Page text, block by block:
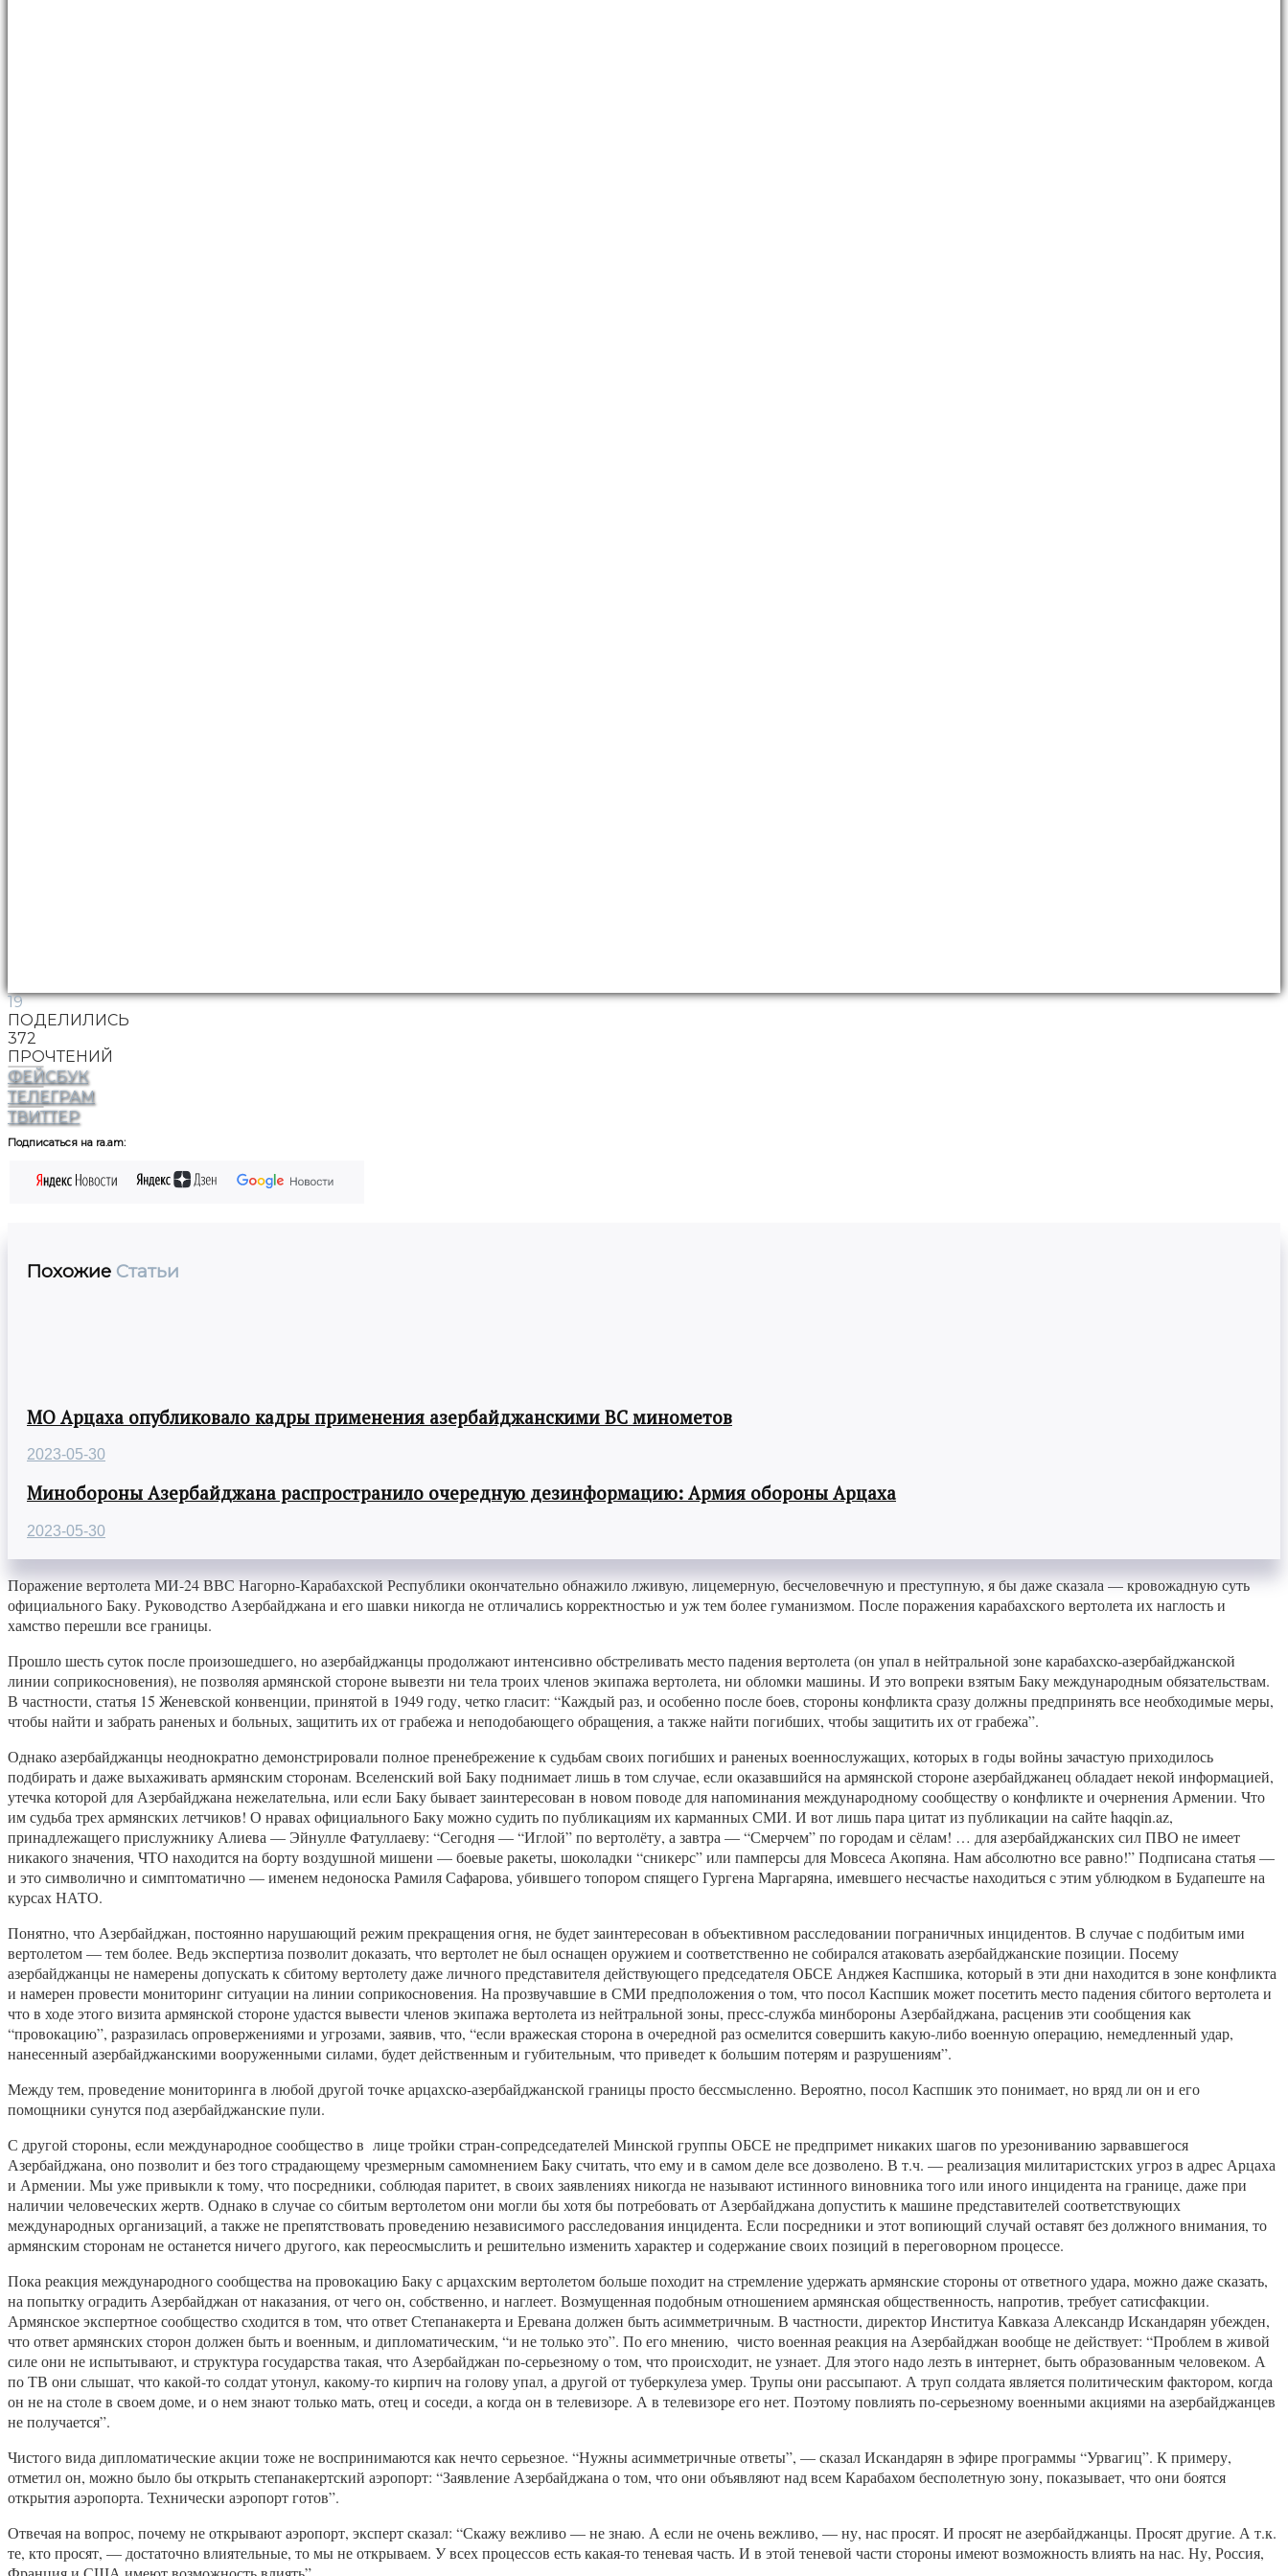
19
ПОДЕЛИЛИСЬ
372
ПРОЧТЕНИЙ
ФЕЙСБУК
ТЕЛЕГРАМ
ТВИТТЕР
Подписаться на ra.am:
Похожие Статьи
МО Арцаха опубликовало кадры применения азербайджанскими ВС минометов
2023-05-30
Минобороны Азербайджана распространило очередную дезинформацию: Армия обороны Арцаха
2023-05-30
Поражение вертолета МИ-24 ВВС Нагорно-Карабахской Республики окончательно обнажило лживую, лицемерную, бесчеловечную и преступную, я бы даже сказала — кровожадную суть
официального Баку. Руководство Азербайджана и его шавки никогда не отличались корректностью и уж тем более гуманизмом. После поражения карабахского вертолета их наглость и
хамство перешли все границы.
Прошло шесть суток после произошедшего, но азербайджанцы продолжают интенсивно обстреливать место падения вертолета (он упал в нейтральной зоне карабахско-азербайджанской
линии соприкосновения), не позволяя армянской стороне вывезти ни тела троих членов экипажа вертолета, ни обломки машины. И это вопреки взятым Баку международным обязательствам.
В частности, статья 15 Женевской конвенции, принятой в 1949 году, четко гласит: “Каждый раз, и особенно после боев, стороны конфликта сразу должны предпринять все необходимые меры,
чтобы найти и забрать раненых и больных, защитить их от грабежа и неподобающего обращения, а также найти погибших, чтобы защитить их от грабежа”.
Однако азербайджанцы неоднократно демонстрировали полное пренебрежение к судьбам своих погибших и раненых военнослужащих, которых в годы войны зачастую приходилось
подбирать и даже выхаживать армянским сторонам. Вселенский вой Баку поднимает лишь в том случае, если оказавшийся на армянской стороне азербайджанец обладает некой информацией,
утечка которой для Азербайджана нежелательна, или если Баку бывает заинтересован в новом поводе для напоминания международному сообществу о конфликте и очернения Армении. Что
им судьба трех армянских летчиков! О нравах официального Баку можно судить по публикациям их карманных СМИ. И вот лишь пара цитат из публикации на сайте haqqin.az,
принадлежащего прислужнику Алиева — Эйнулле Фатуллаеву: “Сегодня — “Иглой” по вертолёту, а завтра — “Смерчем” по городам и сёлам! … для азербайджанских сил ПВО не имеет
никакого значения, ЧТО находится на борту воздушной мишени — боевые ракеты, шоколадки “сникерс” или памперсы для Мовсеса Акопяна. Нам абсолютно все равно!” Подписана статья —
и это символично и симптоматично — именем недоноска Рамиля Сафарова, убившего топором спящего Гургена Маргаряна, имевшего несчастье находиться с этим ублюдком в Будапеште на
курсах НАТО.
Понятно, что Азербайджан, постоянно нарушающий режим прекращения огня, не будет заинтересован в объективном расследовании пограничных инцидентов. В случае с подбитым ими
вертолетом — тем более. Ведь экспертиза позволит доказать, что вертолет не был оснащен оружием и соответственно не собирался атаковать азербайджанские позиции. Посему
азербайджанцы не намерены допускать к сбитому вертолету даже личного представителя действующего председателя ОБСЕ Анджея Каспшика, который в эти дни находится в зоне конфликта
и намерен провести мониторинг ситуации на линии соприкосновения. На прозвучавшие в СМИ предположения о том, что посол Каспшик может посетить место падения сбитого вертолета и
что в ходе этого визита армянской стороне удастся вывести членов экипажа вертолета из нейтральной зоны, пресс-служба минбороны Азербайджана, расценив эти сообщения как
“провокацию”, разразилась опровержениями и угрозами, заявив, что, “если вражеская сторона в очередной раз осмелится совершить какую-либо военную операцию, немедленный удар,
нанесенный азербайджанскими вооруженными силами, будет действенным и губительным, что приведет к большим потерям и разрушениям”.
Между тем, проведение мониторинга в любой другой точке арцахско-азербайджанской границы просто бессмысленно. Вероятно, посол Каспшик это понимает, но вряд ли он и его
помощники сунутся под азербайджанские пули.
С другой стороны, если международное сообщество в лице тройки стран-сопредседателей Минской группы ОБСЕ не предпримет никаких шагов по урезониванию зарвавшегося
Азербайджана, оно позволит и без того страдающему чрезмерным самомнением Баку считать, что ему и в самом деле все дозволено. В т.ч. — реализация милитаристских угроз в адрес Арцаха
и Армении. Мы уже привыкли к тому, что посредники, соблюдая паритет, в своих заявлениях никогда не называют истинного виновника того или иного инцидента на границе, даже при
наличии человеческих жертв. Однако в случае со сбитым вертолетом они могли бы хотя бы потребовать от Азербайджана допустить к машине представителей соответствующих
международных организаций, а также не препятствовать проведению независимого расследования инцидента. Если посредники и этот вопиющий случай оставят без должного внимания, то
армянским сторонам не останется ничего другого, как переосмыслить и решительно изменить характер и содержание своих позиций в переговорном процессе.
Пока реакция международного сообщества на провокацию Баку с арцахским вертолетом больше походит на стремление удержать армянские стороны от ответного удара, можно даже сказать,
на попытку оградить Азербайджан от наказания, от чего он, собственно, и наглеет. Возмущенная подобным отношением армянская общественность, напротив, требует сатисфакции.
Армянское экспертное сообщество сходится в том, что ответ Степанакерта и Еревана должен быть асимметричным. В частности, директор Институа Кавказа Александр Искандарян убежден,
что ответ армянских сторон должен быть и военным, и дипломатическим, “и не только это”. По его мнению, чисто военная реакция на Азербайджан вообще не действует: “Проблем в живой
силе они не испытывают, и структура государства такая, что Азербайджан по-серьезному о том, что происходит, не узнает. Для этого надо лезть в интернет, быть образованным человеком. А
по ТВ они слышат, что какой-то солдат утонул, какому-то кирпич на голову упал, а другой от туберкулеза умер. Трупы они рассыпают. А труп солдата является политическим фактором, когда
он не на столе в своем доме, и о нем знают только мать, отец и соседи, а когда он в телевизоре. А в телевизоре его нет. Поэтому повлиять по-серьезному военными акциями на азербайджанцев
не получается”.
Чистого вида дипломатические акции тоже не воспринимаются как нечто серьезное. “Нужны асимметричные ответы”, — сказал Искандарян в эфире программы “Урвагиц”. К примеру,
отметил он, можно было бы открыть степанакертский аэропорт: “Заявление Азербайджана о том, что они объявляют над всем Карабахом бесполетную зону, показывает, что они боятся
открытия аэропорта. Технически аэропорт готов”.
Отвечая на вопрос, почему не открывают аэропорт, эксперт сказал: “Скажу вежливо — не знаю. А если не очень вежливо, — ну, нас просят. И просят не азербайджанцы. Просят другие. А т.к.
те, кто просят, — достаточно влиятельные, то мы не открываем. У всех процессов есть какая-то теневая часть. И в этой теневой части стороны имеют возможность влиять на нас. Ну, Россия,